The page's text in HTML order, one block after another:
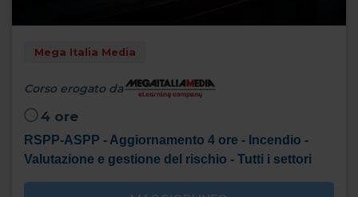
Mega Italia Media
Corso erogato da
4 ore
RSPP-ASPP - Aggiornamento 4 ore - Incendio -
Valutazione e gestione del rischio - Tutti i settori